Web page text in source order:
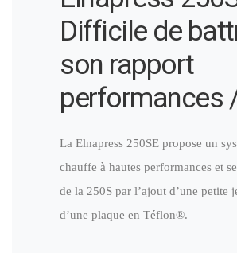
Difficile de
son rapport
performances
La Elnapress 250SE propose un
chauffe à hautes performances et
de la 250S par l’ajout d’une petite
d’une plaque en Téflon®.